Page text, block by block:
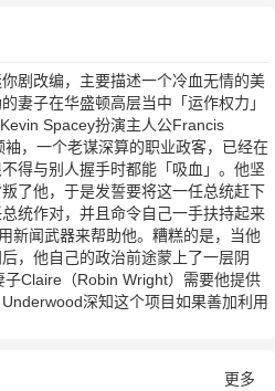
剧改编，主要描述一个冷血无情的美
妻子在华盛顿高层当中「运作权力」
Spacey扮演主人公Francis
，一个老谋深算的职业政客，已经在
得与别人握手时都能「吸血」。他坚
了他，于是发誓要将这一任总统赶下
统作对，并且命令自己一手扶持起来
新闻武器来帮助他。糟糕的是，当他
，他自己的政治前途蒙上了一层阴
Claire（Robin Wright）需要他提供
深知这个项目如果善加利用
更多